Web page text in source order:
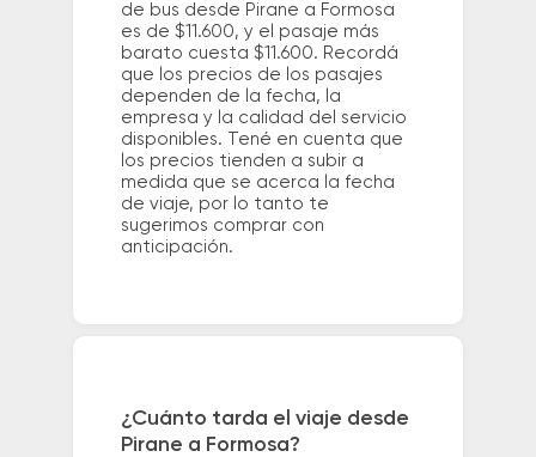
de bus desde Pirane a Formosa
es de $11.600, y el pasaje más
barato cuesta $11.600. Recordá
que los precios de los pasajes
dependen de la fecha, la
empresa y la calidad del servicio
disponibles. Tené en cuenta que
los precios tienden a subir a
medida que se acerca la fecha
de viaje, por lo tanto te
sugerimos comprar con
anticipación.
¿Cuánto tarda el viaje desde
Pirane a Formosa?